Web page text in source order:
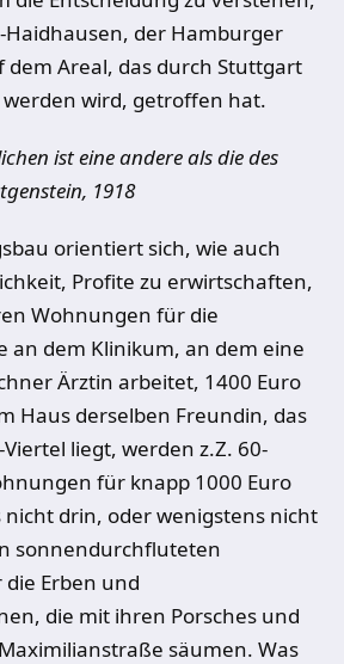
der Hamburger
dem Areal, das durch Stuttgart
werden wird, getroffen hat.
ist eine andere als die des
1918
orientiert sich, wie auch
Profite zu erwirtschaften,
Wohnungen für die
an dem Klinikum, an dem eine
Ärztin arbeitet, 1400 Euro
Haus derselben Freundin, das
liegt, werden z.Z. 60-
für knapp 1000 Euro
nicht drin, oder wenigstens nicht
sonnendurchfluteten
Erben und
die mit ihren Porsches und
säumen. Was